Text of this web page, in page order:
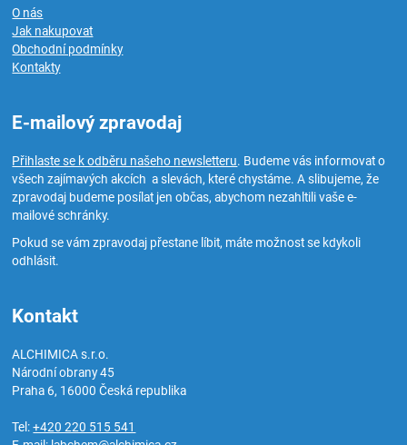
O nás
Jak nakupovat
Obchodní podmínky
Kontakty
E-mailový zpravodaj
Přihlaste se k odběru našeho newsletteru. Budeme vás informovat o
všech zajímavých akcích a slevách, které chystáme. A slibujeme, že
zpravodaj budeme posílat jen občas, abychom nezahltili vaše e-
mailové schránky.
Pokud se vám zpravodaj přestane líbit, máte možnost se kdykoli
odhlásit.
Kontakt
ALCHIMICA s.r.o.
Národní obrany 45
Praha 6, 16000Česká republika
Tel:+420 220 515 541